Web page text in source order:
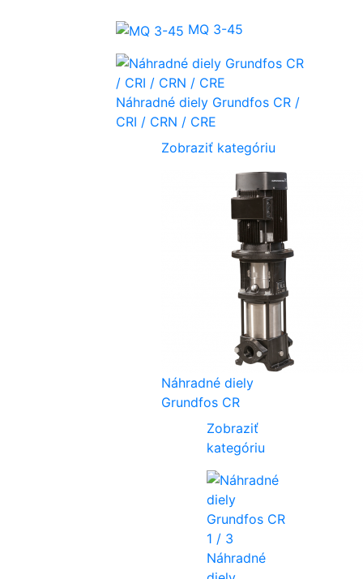
MQ 3-45
Náhradné diely Grundfos CR /
CRI / CRN / CRE
Zobraziť kategóriu
Náhradné diely
Grundfos CR
Zobraziť
kategóriu
Náhradné